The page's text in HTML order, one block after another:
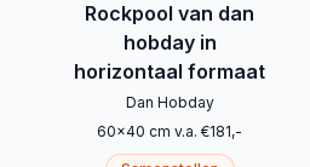
Rockpool van dan
hobday in
horizontaal formaat
Dan Hobday
60x40 cm v.a. €181,-